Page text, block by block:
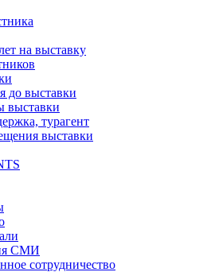
на выставку
до выставки
выставки
турагент
выставки
СМИ
сотрудничество